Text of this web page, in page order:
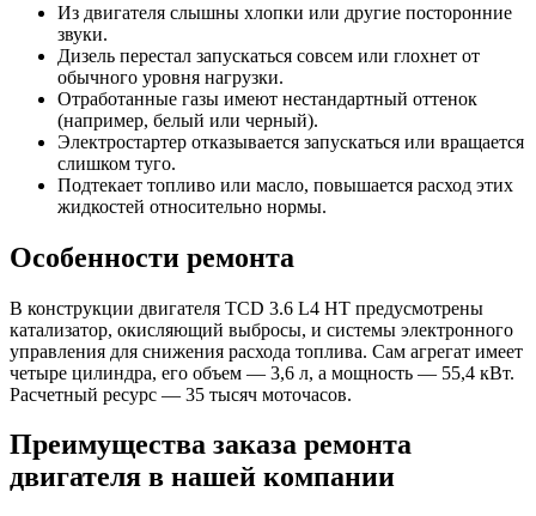
Из двигателя слышны хлопки или другие посторонние
звуки.
Дизель перестал запускаться совсем или глохнет от
обычного уровня нагрузки.
Отработанные газы имеют нестандартный оттенок
(например, белый или черный).
Электростартер отказывается запускаться или вращается
слишком туго.
Подтекает топливо или масло, повышается расход этих
жидкостей относительно нормы.
Особенности ремонта
В конструкции двигателя TCD 3.6 L4 HT предусмотрены
катализатор, окисляющий выбросы, и системы электронного
управления для снижения расхода топлива. Сам агрегат имеет
четыре цилиндра, его объем — 3,6 л, а мощность — 55,4 кВт.
Расчетный ресурс — 35 тысяч моточасов.
Преимущества заказа ремонта
двигателя в нашей компании